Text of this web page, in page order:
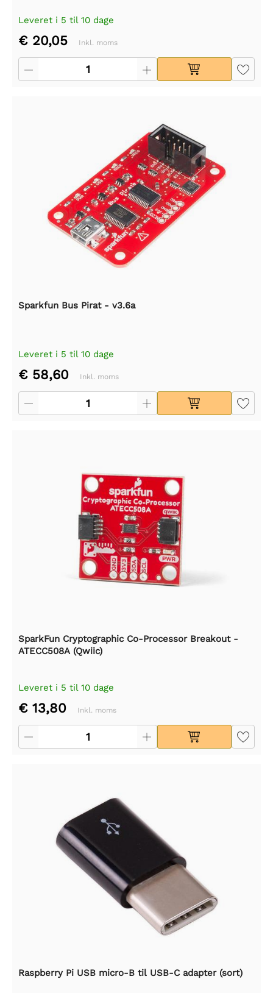
Leveret i 5 til 10 dage
€ 20,05 Inkl. moms
Sparkfun Bus Pirat - v3.6a
Leveret i 5 til 10 dage
€ 58,60 Inkl. moms
SparkFun Cryptographic Co-Processor Breakout -
ATECC508A (Qwiic)
Leveret i 5 til 10 dage
€ 13,80 Inkl. moms
Raspberry Pi USB micro-B til USB-C adapter (sort)